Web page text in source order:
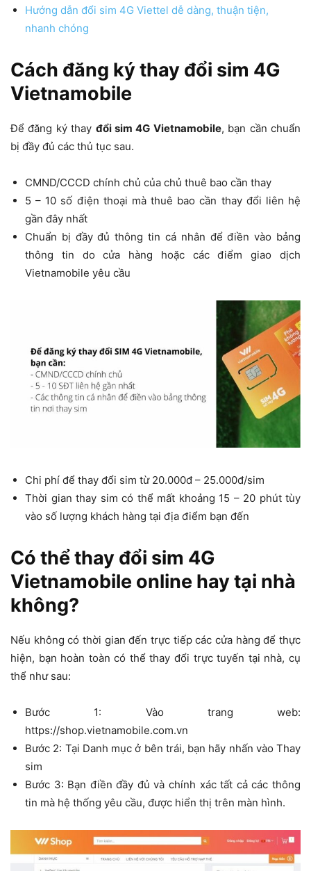
Hướng dẫn đổi sim 4G Viettel dễ dàng, thuận tiện,
nhanh chóng
Cách đăng ký thay đổi sim 4G
Vietnamobile
Để đăng ký thay đổi sim 4G Vietnamobile, bạn cần chuẩn
bị đầy đủ các thủ tục sau.
CMND/CCCD chính chủ của chủ thuê bao cần thay
5 – 10 số điện thoại mà thuê bao cần thay đổi liên hệ
gần đây nhất
Chuẩn bị đầy đủ thông tin cá nhân để điền vào bảng
thông tin do cửa hàng hoặc các điểm giao dịch
Vietnamobile yêu cầu
Chi phí để thay đổi sim từ 20.000đ – 25.000đ/sim
Thời gian thay sim có thể mất khoảng 15 – 20 phút tùy
vào số lượng khách hàng tại địa điểm bạn đến
Có thể thay đổi sim 4G
Vietnamobile online hay tại nhà
không?
Nếu không có thời gian đến trực tiếp các cửa hàng để thực
hiện, bạn hoàn toàn có thể thay đổi trực tuyến tại nhà, cụ
thể như sau:
Bước 1: Vào trang web:
https://shop.vietnamobile.com.vn
Bước 2: Tại Danh mục ở bên trái, bạn hãy nhấn vào Thay
sim
Bước 3: Bạn điền đầy đủ và chính xác tất cả các thông
tin mà hệ thống yêu cầu, được hiển thị trên màn hình.